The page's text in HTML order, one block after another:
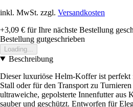
inkl. MwSt. zzgl. Versandkosten
+3,09 € für Ihre nächste Bestellung
Bestellung gutgeschrieben
Loading...
Beschreibung
Dieser luxuriöse Helm-Koffer ist
Stall oder für den Transport zu
ultraweiche, gepolsterte Innenfutter aus
sauber und geschützt. Entworfen für